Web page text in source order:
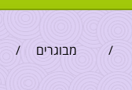
/ מבוגרים /